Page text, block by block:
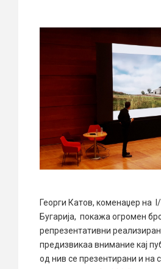
Георги Катов, коменаџер на
Бугарија, покажа огромен
репрезентативни
предизвикаа внимание кај
од нив се презентирани и на